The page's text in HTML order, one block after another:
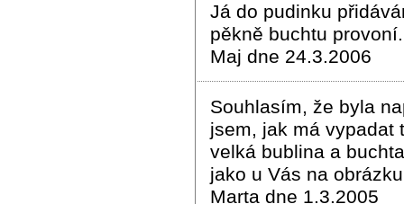
Já do pudinku
pěkně buchtu provoní.
Maj dne 24.3.2006
Souhlasím, že byla
jsem, jak má vypadat
velká bublina a
jako u Vás na
Marta dne 1.3.2005